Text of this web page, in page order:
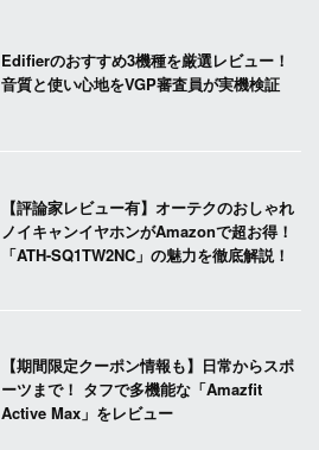
Edifierのおすすめ3機種を厳選レビュー！
音質と使い心地をVGP審査員が実機検証
【評論家レビュー有】オーテクのおしゃれ
ノイキャンイヤホンがAmazonで超お得！
「ATH-SQ1TW2NC」の魅力を徹底解説！
【期間限定クーポン情報も】日常からスポ
ーツまで！ タフで多機能な「Amazfit
Active Max」をレビュー